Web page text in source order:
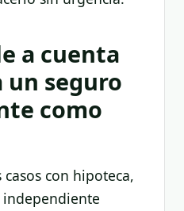
a cuenta
un seguro
como
con hipoteca,